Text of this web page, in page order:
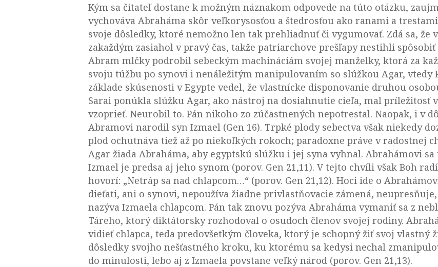
Kým sa čitateľ dostane k možným náznakom odpovede na túto otázku,
vychováva Abraháma skôr veľkorysosťou a štedrosťou ako ranami a
svoje dôsledky, ktoré nemožno len tak prehliadnuť či vygumovať. Zdá sa, že
zakaždým zasiahol v pravý čas, takže patriarchove prešľapy nestihli
Abram mlčky podrobil sebeckým machináciám svojej manželky, ktorá za
svoju túžbu po synovi i nenáležitým manipulovaním so slúžkou Agar, vtedy
základe skúsenosti v Egypte vedel, že vlastnícke disponovanie druhou
Sarai ponúkla slúžku Agar, ako nástroj na dosiahnutie cieľa, mal príležitosť
vzoprieť. Neurobil to. Pán nikoho zo zúčastnených nepotrestal. Naopak, i v
Abramovi narodil syn Izmael (Gen 16). Trpké plody sebectva však niekedy
plod ochutnáva tiež až po niekoľkých rokoch; paradoxne práve v radostnej
Agar žiada Abraháma, aby egyptskú slúžku i jej syna vyhnal. Abrahámovi sa
Izmael je predsa aj jeho synom (porov. Gen 21,11). V tejto chvíli však Boh
hovorí: „Netráp sa nad chlapcom…“ (porov. Gen 21,12). Hoci ide o
dieťati, ani o synovi, nepoužíva žiadne privlastňovacie zámená,
nazýva Izmaela chlapcom. Pán tak znovu pozýva Abraháma vymaniť sa z
Táreho, ktorý diktátorsky rozhodoval o osudoch členov svojej rodiny.
vidieť chlapca, teda predovšetkým človeka, ktorý je schopný žiť svoj vlastný
dôsledky svojho nešťastného kroku, ku ktorému sa kedysi nechal
do minulosti, lebo aj z Izmaela povstane veľký národ (porov. Gen 21,13).